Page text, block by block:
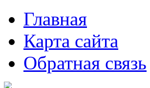
Главная
Карта сайта
Обратная связь